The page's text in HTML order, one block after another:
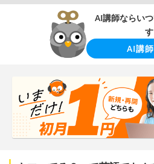
AI講師ならい
す
AI講